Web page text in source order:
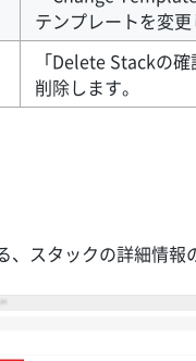
テンプレートを変更
「Delete Stackの
削除します。
スタックの詳細情報